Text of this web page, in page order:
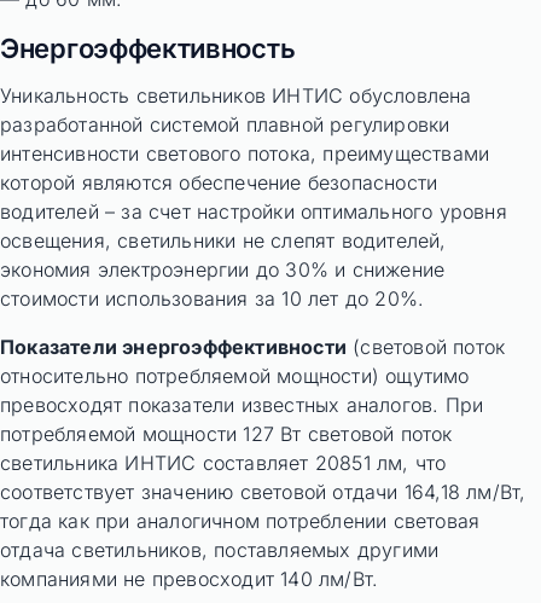
Энергоэффективность
Уникальность светильников ИНТИС обусловлена
разработанной системой плавной регулировки
интенсивности светового потока, преимуществами
которой являются обеспечение безопасности
водителей – за счет настройки оптимального уровня
освещения, светильники не слепят водителей,
экономия электроэнергии до 30% и снижение
стоимости использования за 10 лет до 20%.
Показатели энергоэффективности (световой поток
относительно потребляемой мощности) ощутимо
превосходят показатели известных аналогов. При
потребляемой мощности 127 Вт световой поток
светильника ИНТИС составляет 20851 лм, что
соответствует значению световой отдачи 164,18 лм/Вт,
тогда как при аналогичном потреблении световая
отдача светильников, поставляемых другими
компаниями не превосходит 140 лм/Вт.